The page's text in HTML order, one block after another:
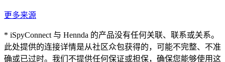
更多来源
* iSpyConnect 与 Hennda 的产品没有任何关联、联系或关系。
此处提供的连接详情是从社区众包获得的，可能不完整、不准
确或已过时。我们不提供任何保证或担保，确保您能够使用这